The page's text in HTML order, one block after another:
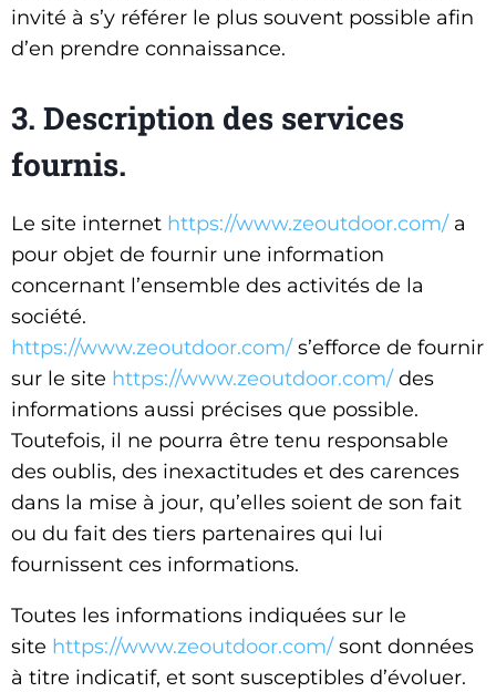
invité à s’y référer le plus souvent possible afin
d’en prendre connaissance.
3. Description des services
fournis.
Le site internet https://www.zeoutdoor.com/ a
pour objet de fournir une information
concernant l’ensemble des activités de la
société.
https://www.zeoutdoor.com/ s’efforce de fournir
sur le site https://www.zeoutdoor.com/ des
informations aussi précises que possible.
Toutefois, il ne pourra être tenu responsable
des oublis, des inexactitudes et des carences
dans la mise à jour, qu’elles soient de son fait
ou du fait des tiers partenaires qui lui
fournissent ces informations.
Toutes les informations indiquées sur le
site https://www.zeoutdoor.com/ sont données
à titre indicatif, et sont susceptibles d’évoluer.